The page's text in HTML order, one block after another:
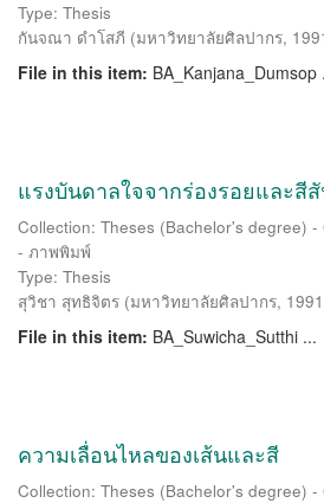
Type: Thesis
กันจณา ดำโสภี (มหาวิทยาลัยศิลปากร,
File in this item: BA_Kanjana_Dumsop
แรงบันดาลใจจากร่องรอยและสี
Collection: Theses (Bachelor's degree)
- ภาพพิมพ์
Type: Thesis
สุวิชา สุทธิจิตร (มหาวิทยาลัยศิลปากร, 1991
File in this item: BA_Suwicha_Sutthi ...
ความเลื่อนไหลของเส้นและสี
Collection: Theses (Bachelor's degree)